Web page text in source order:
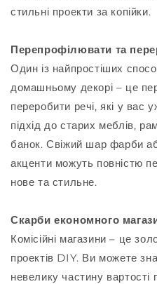
стильні проекти за копійки.
Перепрофілювати та
Один із найпростіших
домашньому декорі – це
переробити речі, які у вас
підхід до старих меблів,
банок. Свіжий шар фарби
акценти можуть повністю
нове та стильне.
Скарби економного
Комісійні магазини – це
проектів DIY. Ви можете
невелику частину